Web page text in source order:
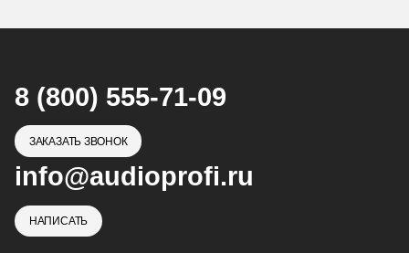
8 (800) 555-71-09
ЗАКАЗАТЬ ЗВОНОК
info@audioprofi.ru
НАПИСАТЬ